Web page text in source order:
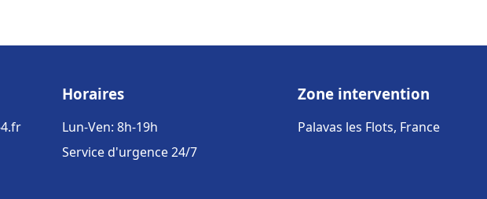
Horaires
Lun-Ven: 8h-19h
Service d'urgence 24/7
Zone intervention
Palavas les Flots, France